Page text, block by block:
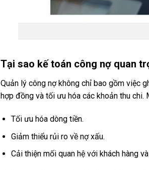
Tại sao kế toán công nợ quan
Quản lý công nợ không chỉ bao gồm việc
hợp đồng và tối ưu hóa các khoản thu chi.
Tối ưu hóa dòng tiền.
Giảm thiểu rủi ro về nợ xấu.
Cải thiện mối quan hệ với khách hàng